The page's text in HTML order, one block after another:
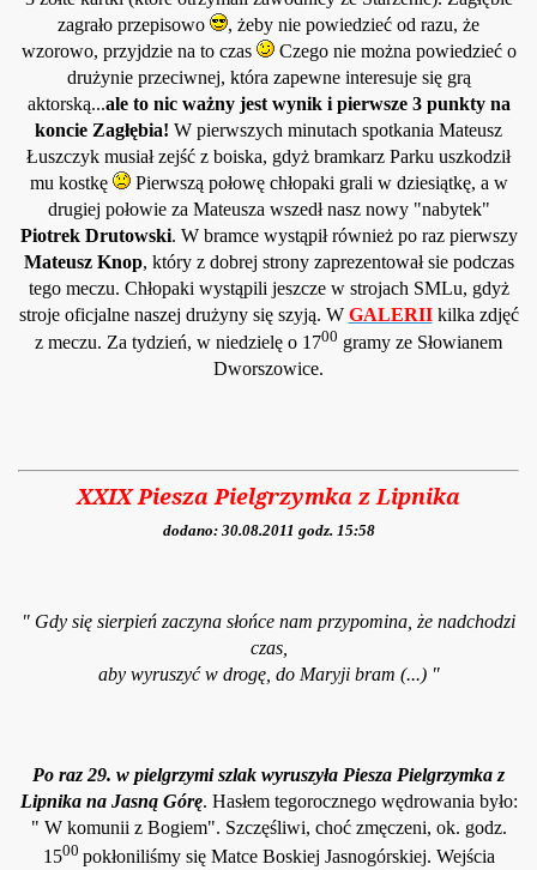
zagrało przepisowo
, żeby nie powiedzieć od razu, że
wzorowo, przyjdzie na to czas
Czego nie można powiedzieć o
drużynie przeciwnej, która zapewne interesuje się grą
aktorską...ale to nic ważny jest wynik i pierwsze 3 punkty na
koncie Zagłębia! W pierwszych minutach spotkania Mateusz
Łuszczyk musiał zejść z boiska, gdyż bramkarz Parku uszkodził
mu kostkę
Pierwszą połowę chłopaki grali w dziesiątkę, a w
drugiej połowie za Mateusza wszedł nasz nowy "nabytek"
Piotrek Drutowski. W bramce wystąpił również po raz pierwszy
Mateusz Knop, który z dobrej strony zaprezentował sie podczas
tego meczu. Chłopaki wystąpili jeszcze w strojach SMLu, gdyż
stroje oficjalne naszej drużyny się szyją. W GALERIIkilka zdjęć
z meczu. Za tydzień, w niedzielę o 1700 gramy ze Słowianem
Dworszowice.
XXIX Piesza Pielgrzymka z Lipnika
dodano: 30.08.2011 godz. 15:58
" Gdy się sierpień zaczyna słońce nam przypomina, że nadchodzi
czas,
aby wyruszyć w drogę, do Maryji bram (...) "
Po raz 29. w pielgrzymi szlak wyruszyła Piesza Pielgrzymka z
Lipnika na Jasną Górę. Hasłem tegorocznego wędrowania było:
" W komunii z Bogiem". Szczęśliwi, choć zmęczeni, ok. godz.
1500 pokłoniliśmy się Matce Boskiej Jasnogórskiej. Wejścia